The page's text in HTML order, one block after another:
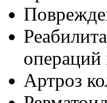
операций
Артроз